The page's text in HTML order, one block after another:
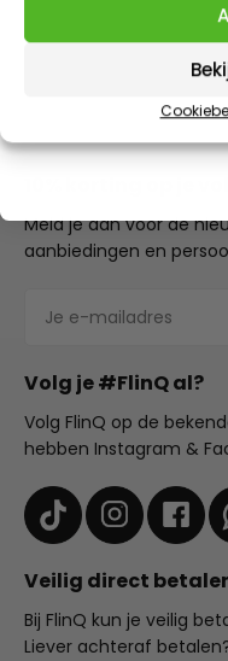
RESERVE
Meld je aan voor de
aanbiedingen en
Volg je #FlinQ al?
Volg FlinQ op de
hebben Instagram &
Veilig direct
Bij FlinQ kun je veilig
Liever achteraf
1
Door dit formulier in te vullen meld je